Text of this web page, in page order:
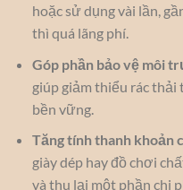
hoặc sử dụng vài lần,
thì quá lãng phí.
Góp phần bảo vệ môi
giúp giảm thiểu rác
bền vững.
Tăng tính thanh khoản
giày dép hay đồ chơi
và thu lại một phần chi